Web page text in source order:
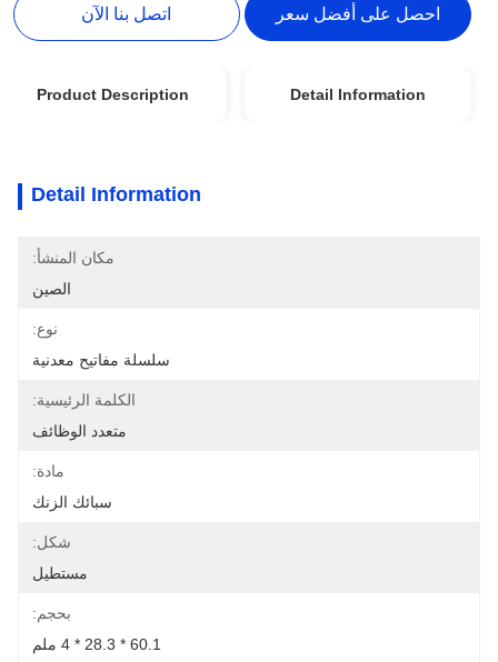
احصل على أفضل سعر اتصل بنا الآن
Detail Information
Product Description
Detail Information
مكان المنشأ:
الصين
نوع:
سلسلة مفاتيح معدنية
الكلمة الرئيسية:
متعدد الوظائف
مادة:
سبائك الزنك
شكل:
مستطيل
بحجم:
60.1 * 28.3 * 4 ملم